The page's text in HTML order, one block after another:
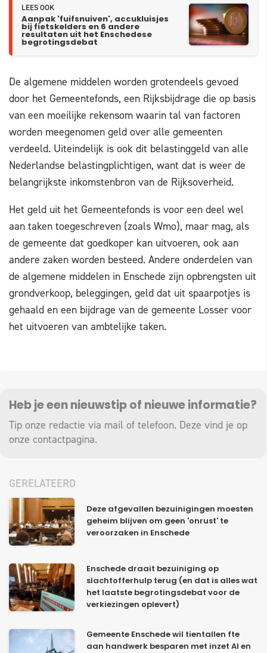
LEES OOK
Aanpak 'fuifsnuiven', accukluisjes
bij fietskelders en 6 andere
resultaten uit het Enschedese
begrotingsdebat
De algemene middelen worden grotendeels gevoed
door het Gemeentefonds, een Rijksbijdrage die op basis
van een moeilijke rekensom waarin tal van factoren
worden meegenomen geld over alle gemeenten
verdeeld. Uiteindelijk is ook dit belastinggeld van alle
Nederlandse belastingplichtigen, want dat is weer de
belangrijkste inkomstenbron van de Rijksoverheid.
Het geld uit het Gemeentefonds is voor een deel wel
aan taken toegeschreven (zoals Wmo), maar mag, als
de gemeente dat goedkoper kan uitvoeren, ook aan
andere zaken worden besteed. Andere onderdelen van
de algemene middelen in Enschede zijn opbrengsten uit
grondverkoop, beleggingen, geld dat uit spaarpotjes is
gehaald en een bijdrage van de gemeente Losser voor
het uitvoeren van ambtelijke taken.
Heb je een nieuwstip of nieuwe informatie?
Tip onze redactie via mail of telefoon. Deze vind je op
onze contactpagina.
GERELATEERD
Deze afgevallen bezuinigingen moesten
geheim blijven om geen 'onrust' te
veroorzaken in Enschede
Enschede draait bezuiniging op
slachtofferhulp terug (en dat is alles wat
het laatste begrotingsdebat voor de
verkiezingen oplevert)
Gemeente Enschede wil tientallen fte
aan handwerk besparen met inzet AI en